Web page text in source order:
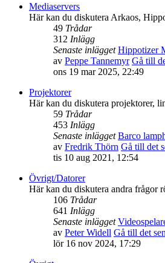
Mediaservers
Här kan du diskutera Arkaos,
49 Trådar
312 Inlägg
Senaste inlägget Hippotizer
av Peppe Tannemyr Gå till
ons 19 mar 2025, 22:49
Projektorer
Här kan du diskutera projektorer,
59 Trådar
453 Inlägg
Senaste inlägget Barco
av Fredrik Thörn Gå till det
tis 10 aug 2021, 12:54
Övrigt/Datorer
Här kan du diskutera andra frågor
106 Trådar
641 Inlägg
Senaste inlägget
av Peter Widell Gå till det
lör 16 nov 2024, 17:29